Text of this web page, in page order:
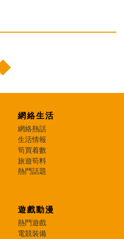
網絡生活
網絡熱話
生活情報
筍買着數
旅遊筍料
熱門話題
遊戲動漫
熱門遊戲
電競裝備